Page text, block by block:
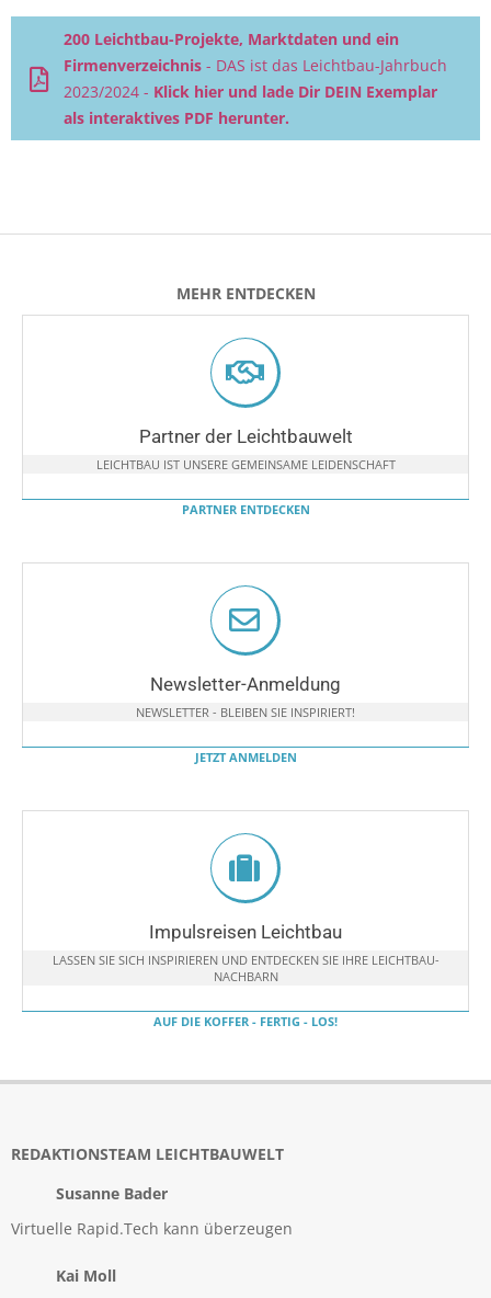
200 Leichtbau-Projekte, Marktdaten und ein
Firmenverzeichnis - DAS ist das Leichtbau-Jahrbuch
2023/2024 - Klick hier und lade Dir DEIN Exemplar
als interaktives PDF herunter.
MEHR ENTDECKEN
Partner der Leichtbauwelt
LEICHTBAU IST UNSERE GEMEINSAME LEIDENSCHAFT
PARTNER ENTDECKEN
Newsletter-Anmeldung
NEWSLETTER - BLEIBEN SIE INSPIRIERT!
JETZT ANMELDEN
Impulsreisen Leichtbau
LASSEN SIE SICH INSPIRIEREN UND ENTDECKEN SIE IHRE LEICHTBAU-
NACHBARN
AUF DIE KOFFER - FERTIG - LOS!
REDAKTIONSTEAM LEICHTBAUWELT
Susanne Bader
Virtuelle Rapid.Tech kann überzeugen
Kai Moll